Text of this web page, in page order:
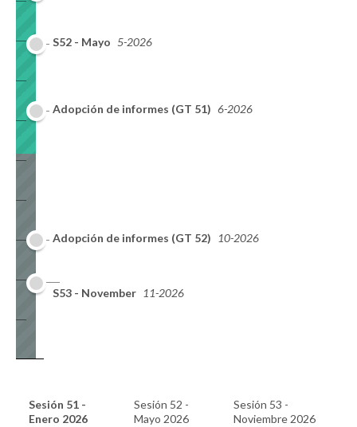
S52 - Mayo 5-2026
Adopción de informes (GT 51) 6-2026
Adopción de informes (GT 52) 10-2026
S53 - November 11-2026
Sesión 51 -
Enero 2026
Sesión 52 -
Mayo 2026
Sesión 53 -
Noviembre 2026